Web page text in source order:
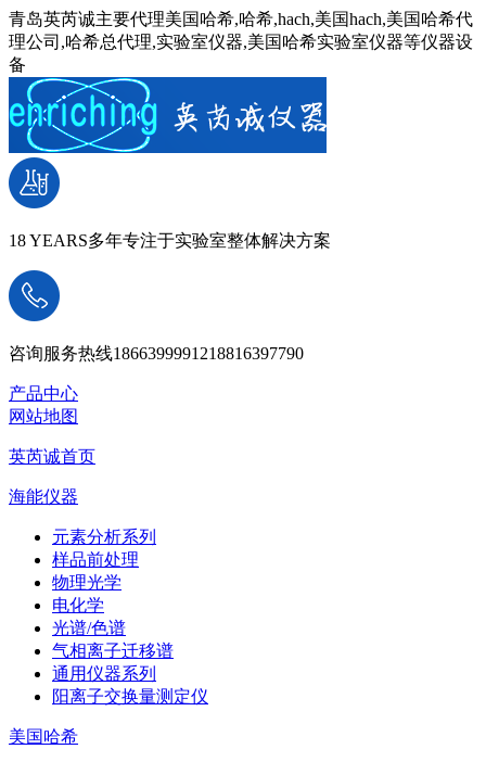
青岛英芮诚主要代理美国哈希,哈希,hach,美国hach,美国哈希代
理公司,哈希总代理,实验室仪器,美国哈希实验室仪器等仪器设
备
18 YEARS多年专注于实验室整体解决方案
咨询服务热线1866399991218816397790
产品中心
网站地图
英芮诚首页
海能仪器
元素分析系列
样品前处理
物理光学
电化学
光谱/色谱
气相离子迁移谱
通用仪器系列
阳离子交换量测定仪
美国哈希